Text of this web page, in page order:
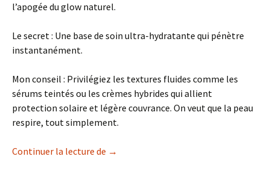
l’apogée du glow naturel.
Le secret : Une base de soin ultra-hydratante qui pénètre
instantanément.
Mon conseil : Privilégiez les textures fluides comme les
sérums teintés ou les crèmes hybrides qui allient
protection solaire et légère couvrance. On veut que la peau
respire, tout simplement.
Continuer la lecture de Le « Poolside Skin » et la Révolution
→